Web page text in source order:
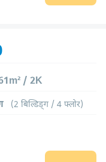
/ 2K
(2 बिल्डिङ्ग / 4 फ्लोर)